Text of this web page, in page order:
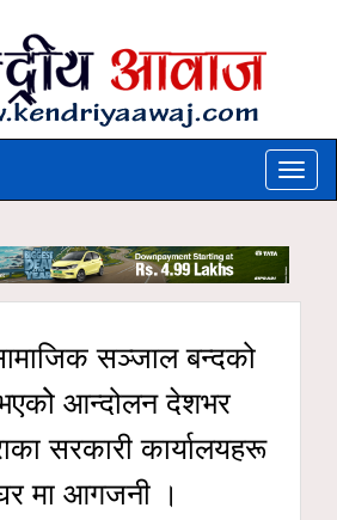
Toggle
सञ्जाल बन्दको
आन्दोलन देशभर
सरकारी कार्यालयहरू
मा आगजनी ।